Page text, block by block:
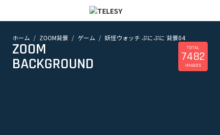
ホーム
ホーム ZOOM背景 ゲーム 妖怪ウォッチ ぷにぷに 背景04
ZOOM
BACKGROUND
TOTAL
7482
IMAGES